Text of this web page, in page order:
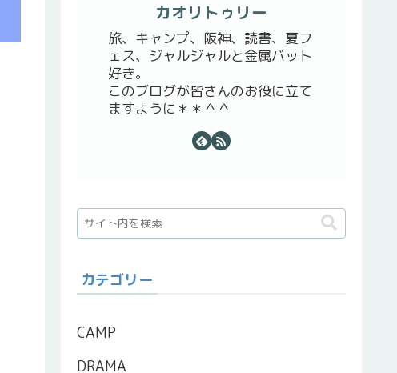
カオリトゥリー
旅、キャンプ、阪神、読書、夏フ
ェス、ジャルジャルと金属バット
好き。
このブログが皆さんのお役に立て
ますように＊＊＾＾
カテゴリー
CAMP
DRAMA